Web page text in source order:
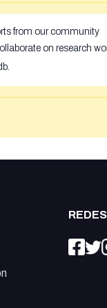
from our community
on research
REDES